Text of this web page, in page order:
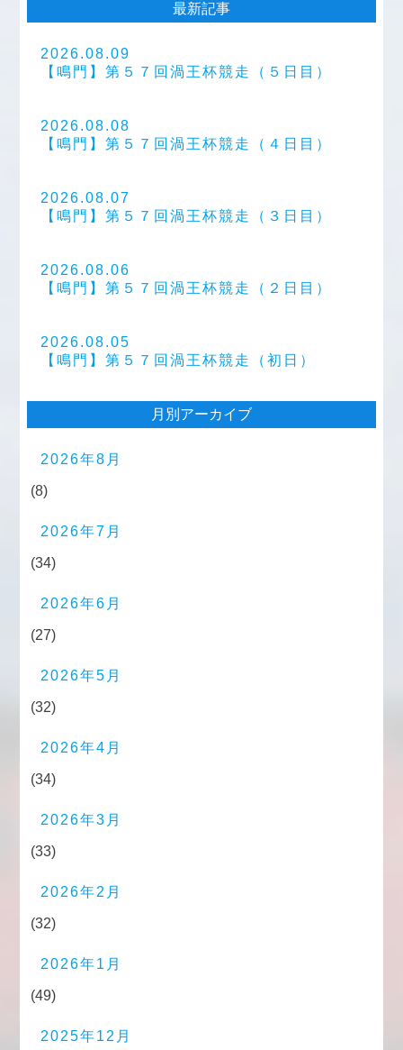
最新記事
2026.08.09
【鳴門】第５７回渦王杯競走（５日目）
2026.08.08
【鳴門】第５７回渦王杯競走（４日目）
2026.08.07
【鳴門】第５７回渦王杯競走（３日目）
2026.08.06
【鳴門】第５７回渦王杯競走（２日目）
2026.08.05
【鳴門】第５７回渦王杯競走（初日）
月別アーカイブ
2026年8月
(8)
2026年7月
(34)
2026年6月
(27)
2026年5月
(32)
2026年4月
(34)
2026年3月
(33)
2026年2月
(32)
2026年1月
(49)
2025年12月